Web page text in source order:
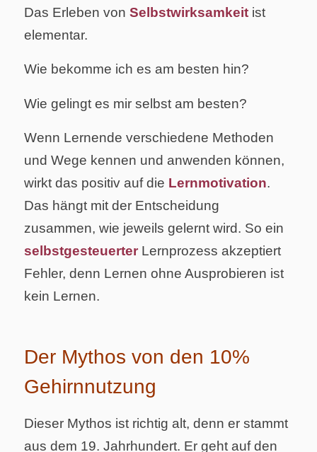
Das Erleben von Selbstwirksamkeitist
elementar.
Wie bekomme ich es am besten hin?
Wie gelingt es mir selbst am besten?
Wenn Lernende verschiedene Methoden
und Wege kennen und anwenden können,
wirkt das positiv auf die Lernmotivation.
Das hängt mit der Entscheidung
zusammen, wie jeweils gelernt wird. So ein
selbstgesteuerterLernprozess akzeptiert
Fehler, denn Lernen ohne Ausprobieren ist
kein Lernen.
Der Mythos von den 10%
Gehirnnutzung
Dieser Mythos ist richtig alt, denn er stammt
aus dem 19. Jahrhundert. Er geht auf den